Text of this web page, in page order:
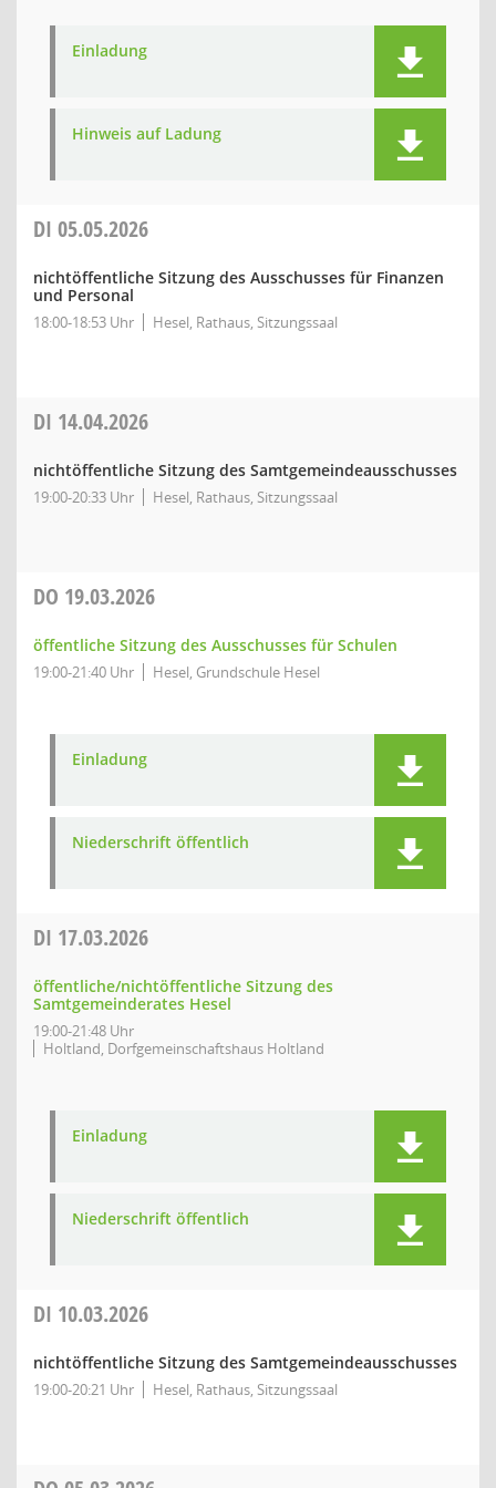
Einladung
Hinweis auf Ladung
DI 05.05.2026
nichtöffentliche Sitzung des Ausschusses für Finanzen
und Personal
18:00-18:53 Uhr Hesel, Rathaus, Sitzungssaal
DI 14.04.2026
nichtöffentliche Sitzung des Samtgemeindeausschusses
19:00-20:33 Uhr Hesel, Rathaus, Sitzungssaal
DO 19.03.2026
öffentliche Sitzung des Ausschusses für Schulen
19:00-21:40 Uhr Hesel, Grundschule Hesel
Einladung
Niederschrift öffentlich
DI 17.03.2026
öffentliche/nichtöffentliche Sitzung des
Samtgemeinderates Hesel
19:00-21:48 Uhr
Holtland, Dorfgemeinschaftshaus Holtland
Einladung
Niederschrift öffentlich
DI 10.03.2026
nichtöffentliche Sitzung des Samtgemeindeausschusses
19:00-20:21 Uhr Hesel, Rathaus, Sitzungssaal